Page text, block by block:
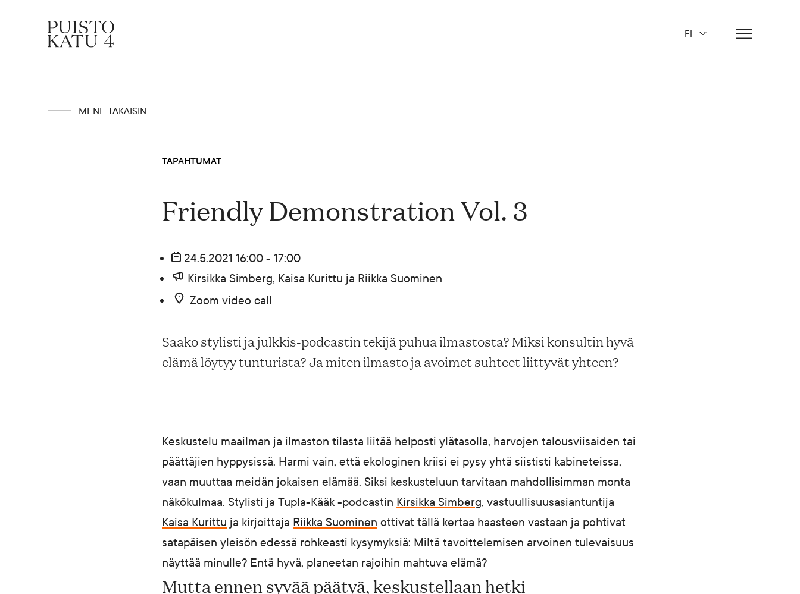
FI
MENE TAKAISIN
TAPAHTUMAT
Friendly Demonstration Vol. 3
24.5.2021 16:00 - 17:00
Kirsikka Simberg, Kaisa Kurittu ja Riikka Suominen
Zoom video call
Saako stylisti ja julkkis-podcastin tekijä puhua ilmastosta? Miksi konsultin hyvä
elämä löytyy tunturista? Ja miten ilmasto ja avoimet suhteet liittyvät yhteen?
Keskustelu maailman ja ilmaston tilasta liitää helposti ylätasolla, harvojen talousviisaiden tai
päättäjien hyppysissä. Harmi vain, että ekologinen kriisi ei pysy yhtä siististi kabineteissa,
vaan muuttaa meidän jokaisen elämää. Siksi keskusteluun tarvitaan mahdollisimman monta
näkökulmaa. Stylisti ja Tupla-Kääk -podcastin Kirsikka Simberg, vastuullisuusasiantuntija
Kaisa Kurittu ja kirjoittaja Riikka Suominen ottivat tällä kertaa haasteen vastaan ja pohtivat
satapäisen yleisön edessä rohkeasti kysymyksiä: Miltä tavoittelemisen arvoinen tulevaisuus
näyttää minulle? Entä hyvä, planeetan rajoihin mahtuva elämä?
Mutta ennen syvää päätyä, keskustellaan hetki